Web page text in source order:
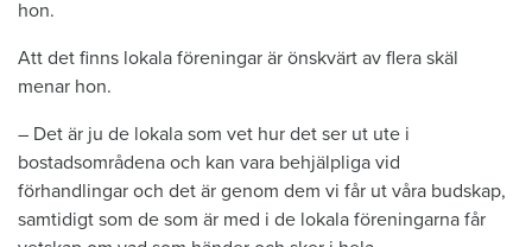
hon.
Att det finns lokala föreningar är önskvärt av flera skäl
menar hon.
– Det är ju de lokala som vet hur det ser ut ute i
bostadsområdena och kan vara behjälpliga vid
förhandlingar och det är genom dem vi får ut våra budskap,
samtidigt som de som är med i de lokala föreningarna får